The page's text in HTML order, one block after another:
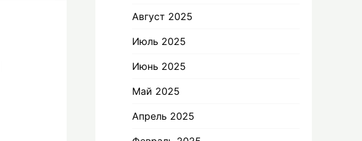
Август 2025
Июль 2025
Июнь 2025
Май 2025
Апрель 2025